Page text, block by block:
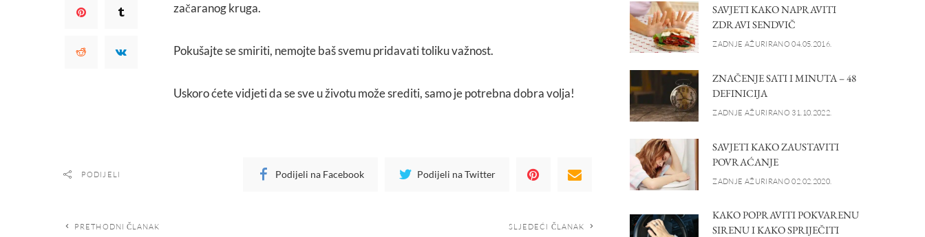
začaranog kruga.
Pokušajte se smiriti, nemojte baš svemu pridavati toliku važnost.
Uskoro ćete vidjeti da se sve u životu može srediti, samo je potrebna dobra volja!
PODIJELI Podijeli na Facebook Podijeli na Twitter
PRETHODNI ČLANAK SLJEDEĆI ČLANAK
SAVJETI KAKO NAPRAVITI
ZDRAVI SENDVIČ
ZADNJE AŽURIRANO 04.05.2016.
ZNAČENJE SATI I MINUTA – 48
DEFINICIJA
ZADNJE AŽURIRANO 31.10.2022.
SAVJETI KAKO ZAUSTAVITI
POVRAĆANJE
ZADNJE AŽURIRANO 02.02.2020.
KAKO POPRAVITI POKVARENU
SIRENU I KAKO SPRIJEČITI